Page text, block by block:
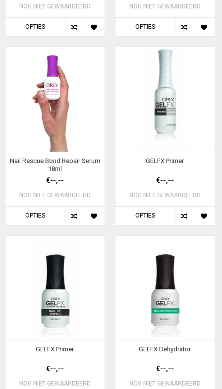
NOG NIET GEWAARDEERD
OPTIES
NOG NIET GEWAARDEERD
OPTIES
Nail Rescue Bond Repair Serum
18ml
€--,--
NOG NIET GEWAARDEERD
OPTIES
GELFX Primer
€--,--
NOG NIET GEWAARDEERD
OPTIES
GELFX Primer
€--,--
NOG NIET GEWAARDEERD
GELFX Dehydrator
€--,--
NOG NIET GEWAARDEERD